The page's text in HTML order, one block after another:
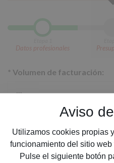
Aviso
Utilizamos cookies propias
funcionamiento del sitio
Pulse el siguiente botón
Datos profesionales
* Volumen de facturación: